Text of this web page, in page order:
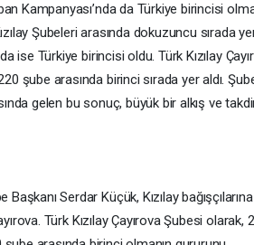
Kampanyası’nda da Türkiye birincisi
Şubeleri arasında dokuzuncu sırada
ise Türkiye birincisi oldu. Türk Kızılay
şube arasında birinci sırada yer aldı.
gelen bu sonuç, büyük bir alkış ve
Serdar Küçük, Kızılay bağışçılarına
Türk Kızılay Çayırova Şubesi olarak,